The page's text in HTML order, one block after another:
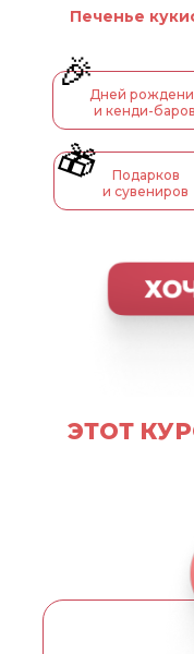
Печенье
Дней
и кенди-баров
🎉
Подарков
и сувениров
🎁
ЭТОТ